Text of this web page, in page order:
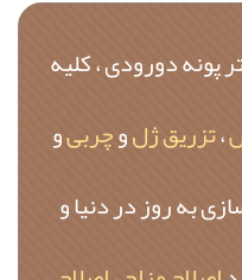
دورودی ، کلیه
،تزریق ژلوچربیو
به روز در دنیا و